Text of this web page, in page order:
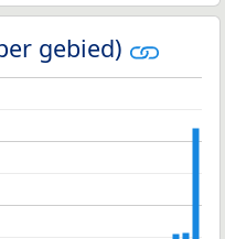
gebied)